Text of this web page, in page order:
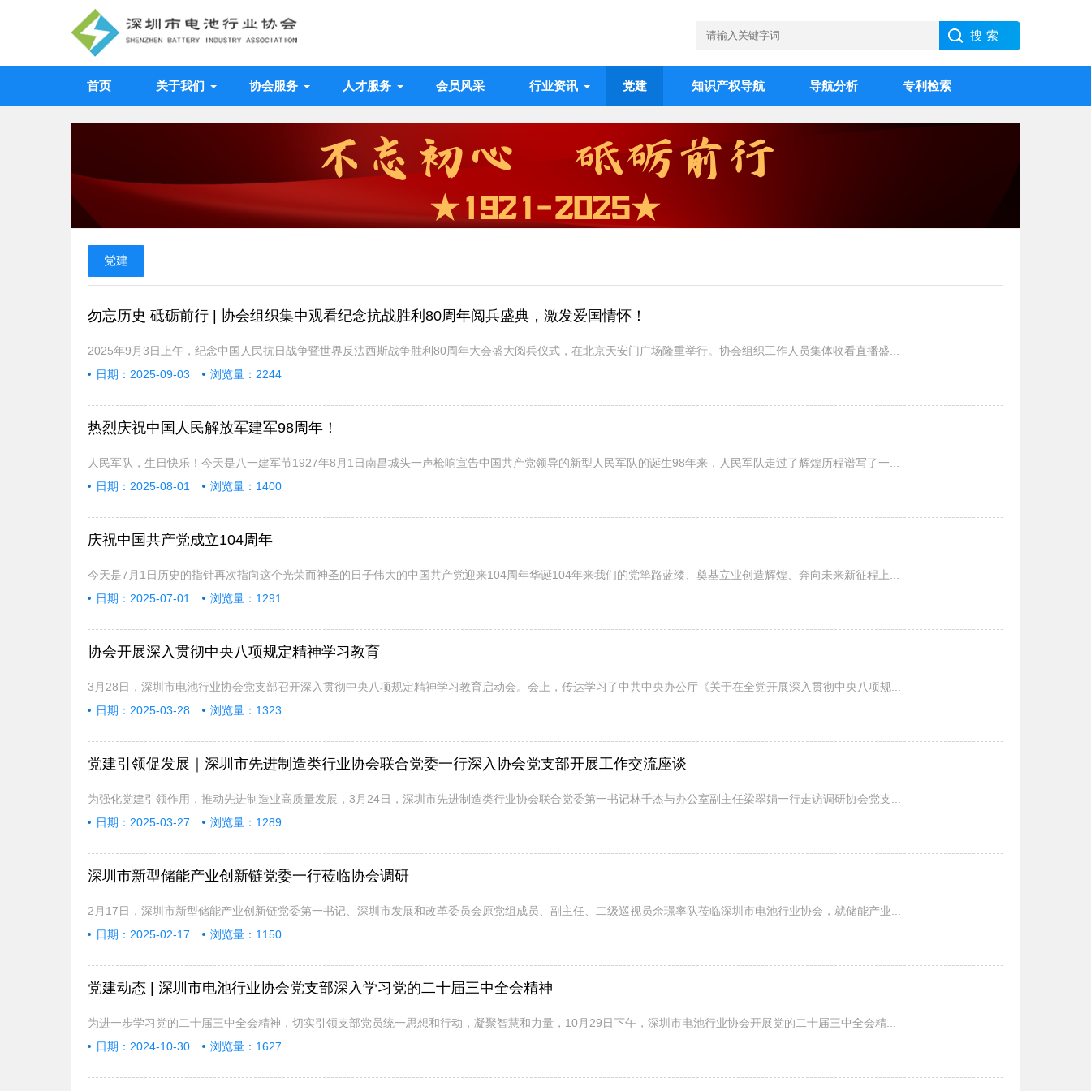
首页 关于我们 协会服务 人才服务 会员风采 行业资讯 党建 知识产权导航 导航分析 专利检索
党建
勿忘历史 砥砺前行 | 协会组织集中观看纪念抗战胜利80周年阅兵盛典，激发爱国情怀！
2025年9月3日上午，纪念中国人民抗日战争暨世界反法西斯战争胜利80周年大会盛大阅兵仪式，在北京天安门广场隆重举行。协会组织工作人员集体收看直播盛...
日期：2025-09-03
浏览量：2244
热烈庆祝中国人民解放军建军98周年！
人民军队，生日快乐！今天是八一建军节1927年8月1日南昌城头一声枪响宣告中国共产党领导的新型人民军队的诞生98年来，人民军队走过了辉煌历程谱写了一...
日期：2025-08-01
浏览量：1400
庆祝中国共产党成立104周年
今天是7月1日历史的指针再次指向这个光荣而神圣的日子伟大的中国共产党迎来104周年华诞104年来我们的党筚路蓝缕、奠基立业创造辉煌、奔向未来新征程上...
日期：2025-07-01
浏览量：1291
协会开展深入贯彻中央八项规定精神学习教育
3月28日，深圳市电池行业协会党支部召开深入贯彻中央八项规定精神学习教育启动会。会上，传达学习了中共中央办公厅《关于在全党开展深入贯彻中央八项规...
日期：2025-03-28
浏览量：1323
党建引领促发展｜深圳市先进制造类行业协会联合党委一行深入协会党支部开展工作交流座谈
为强化党建引领作用，推动先进制造业高质量发展，3月24日，深圳市先进制造类行业协会联合党委第一书记林千杰与办公室副主任梁翠娟一行走访调研协会党支...
日期：2025-03-27
浏览量：1289
深圳市新型储能产业创新链党委一行莅临协会调研
2月17日，深圳市新型储能产业创新链党委第一书记、深圳市发展和改革委员会原党组成员、副主任、二级巡视员余璟率队莅临深圳市电池行业协会，就储能产业...
日期：2025-02-17
浏览量：1150
党建动态 | 深圳市电池行业协会党支部深入学习党的二十届三中全会精神
为进一步学习党的二十届三中全会精神，切实引领支部党员统一思想和行动，凝聚智慧和力量，10月29日下午，深圳市电池行业协会开展党的二十届三中全会精...
日期：2024-10-30
浏览量：1627